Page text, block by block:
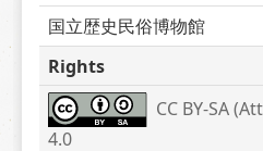
国立歴史民俗博物館
Rights
CC BY-SA
4.0